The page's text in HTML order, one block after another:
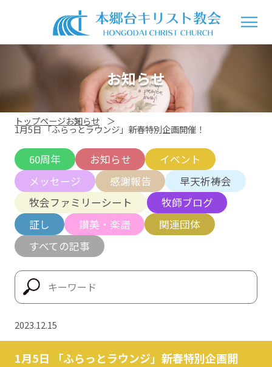
お知らせ
トップページお知らせ
1月5日 「ふらっとラウンジ」新春特別企画開催！
60周年 お知らせ
イベント
メッセージ
感謝報告
早天祈祷会
牧会ファミリーシート
牧師ブログ
証し
讃美・楽譜
関連団体
すべての記事
2023.12.15
1月5日 「ふらっとラウンジ」新春特別企画開